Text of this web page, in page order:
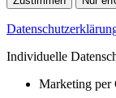
Individuelle
Marketing per